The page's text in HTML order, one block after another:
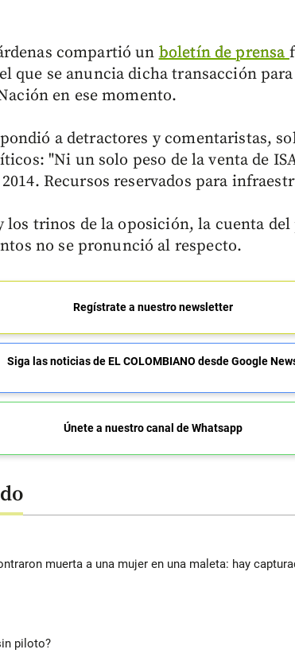
compartió unboletín de prensa
que se anuncia dicha transacción
en ese momento.
a detractores y comentaristas,
"Ni un solo peso de la venta de
Recursos reservados para
los trinos de la oposición, la cuenta
no se pronunció al respecto.
Regístrate a nuestro newsletter
Siga las noticias de EL COLOMBIANO desde Google
Únete a nuestro canal de Whatsapp
muerta a una mujer en una maleta: hay
piloto?